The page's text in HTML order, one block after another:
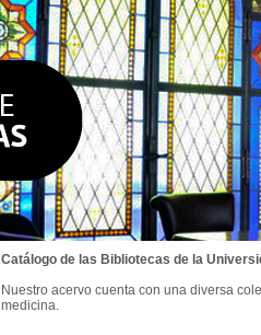
Catálogo de las Bibliotecas de la
Nuestro acervo cuenta con una diversa
medicina.